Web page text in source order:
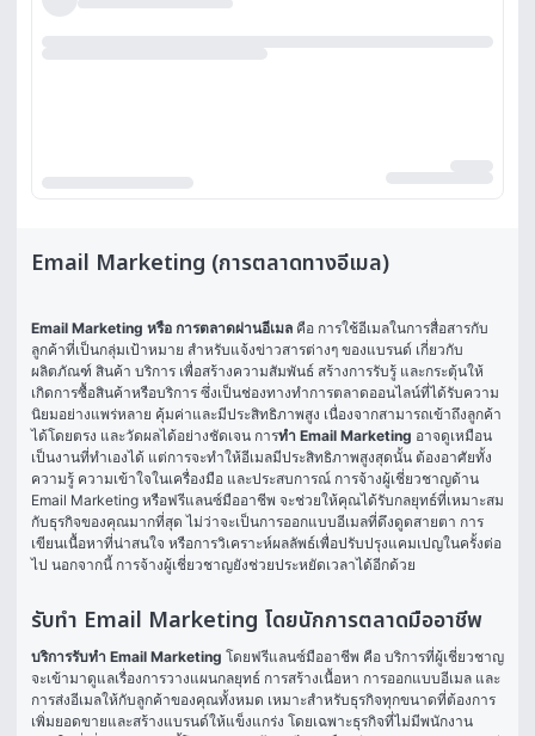
Email Marketing (การตลาดทางอีเมล)
Email Marketing หรือ การตลาดผ่านอีเมล คือ การใช้อีเมลในการสื่อสารกับ
ลูกค้าที่เป็นกลุ่มเป้าหมาย สำหรับแจ้งข่าวสารต่างๆ ของแบรนด์ เกี่ยวกับ
ผลิตภัณฑ์ สินค้า บริการ เพื่อสร้างความสัมพันธ์ สร้างการรับรู้ และกระตุ้นให้
เกิดการซื้อสินค้าหรือบริการ ซึ่งเป็นช่องทางทำการตลาดออนไลน์ที่ได้รับความ
นิยมอย่างแพร่หลาย คุ้มค่าและมีประสิทธิภาพสูง เนื่องจากสามารถเข้าถึงลูกค้า
ได้โดยตรง และวัดผลได้อย่างชัดเจน การทำ Email Marketing อาจดูเหมือน
เป็นงานที่ทำเองได้ แต่การจะทำให้อีเมลมีประสิทธิภาพสูงสุดนั้น ต้องอาศัยทั้ง
ความรู้ ความเข้าใจในเครื่องมือ และประสบการณ์ การจ้างผู้เชี่ยวชาญด้าน
Email Marketing หรือฟรีแลนซ์มืออาชีพ จะช่วยให้คุณได้รับกลยุทธ์ที่เหมาะสม
กับธุรกิจของคุณมากที่สุด ไม่ว่าจะเป็นการออกแบบอีเมลที่ดึงดูดสายตา การ
เขียนเนื้อหาที่น่าสนใจ หรือการวิเคราะห์ผลลัพธ์เพื่อปรับปรุงแคมเปญในครั้งต่อ
ไป นอกจากนี้ การจ้างผู้เชี่ยวชาญยังช่วยประหยัดเวลาได้อีกด้วย
รับทำ Email Marketing โดยนักการตลาดมืออาชีพ
บริการรับทำ Email Marketing โดยฟรีแลนซ์มืออาชีพ คือ บริการที่ผู้เชี่ยวชาญ
จะเข้ามาดูแลเรื่องการวางแผนกลยุทธ์ การสร้างเนื้อหา การออกแบบอีเมล และ
การส่งอีเมลให้กับลูกค้าของคุณทั้งหมด เหมาะสำหรับธุรกิจทุกขนาดที่ต้องการ
เพิ่มยอดขายและสร้างแบรนด์ให้แข็งแกร่ง โดยเฉพาะธุรกิจที่ไม่มีพนักงาน